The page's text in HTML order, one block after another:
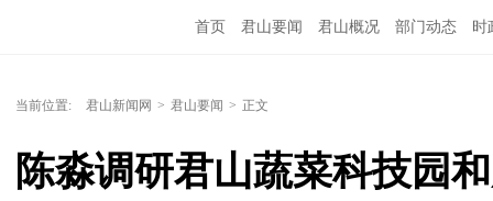
首页 君山要闻 君山概况 部门动态 时
当前位置: 君山新闻网 > 君山要闻 > 正文
陈淼调研君山蔬菜科技园